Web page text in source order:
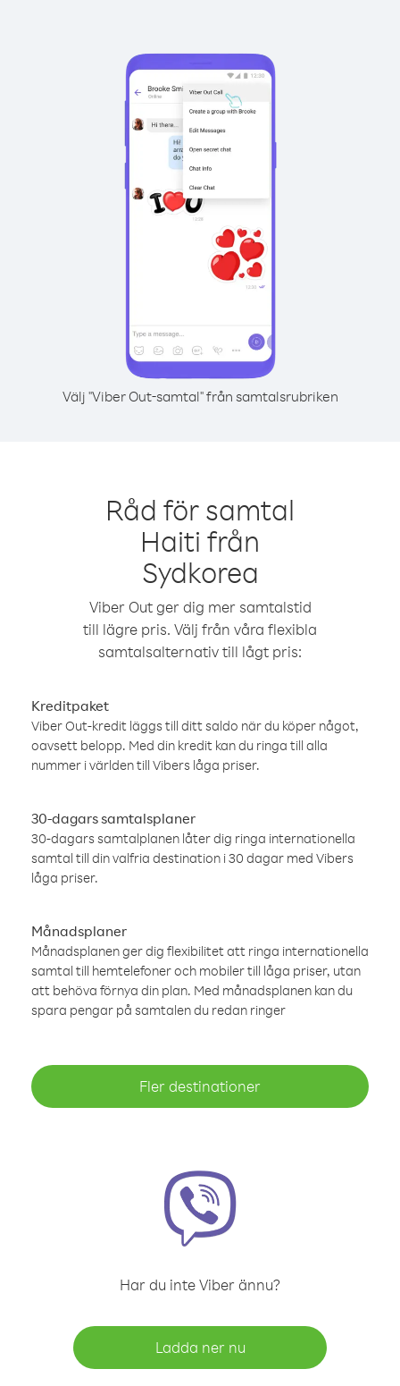
Välj "Viber Out-samtal" från samtalsrubriken
Råd för samtal
Haiti från
Sydkorea
Viber Out ger dig mer samtalstid
till lägre pris. Välj från våra flexibla
samtalsalternativ till lågt pris:
Kreditpaket
Viber Out-kredit läggs till ditt saldo när du köper något,
oavsett belopp. Med din kredit kan du ringa till alla
nummer i världen till Vibers låga priser.
30-dagars samtalsplaner
30-dagars samtalplanen låter dig ringa internationella
samtal till din valfria destination i 30 dagar med Vibers
låga priser.
Månadsplaner
Månadsplanen ger dig flexibilitet att ringa internationella
samtal till hemtelefoner och mobiler till låga priser, utan
att behöva förnya din plan. Med månadsplanen kan du
spara pengar på samtalen du redan ringer
Fler destinationer
Har du inte Viber ännu?
Ladda ner nu